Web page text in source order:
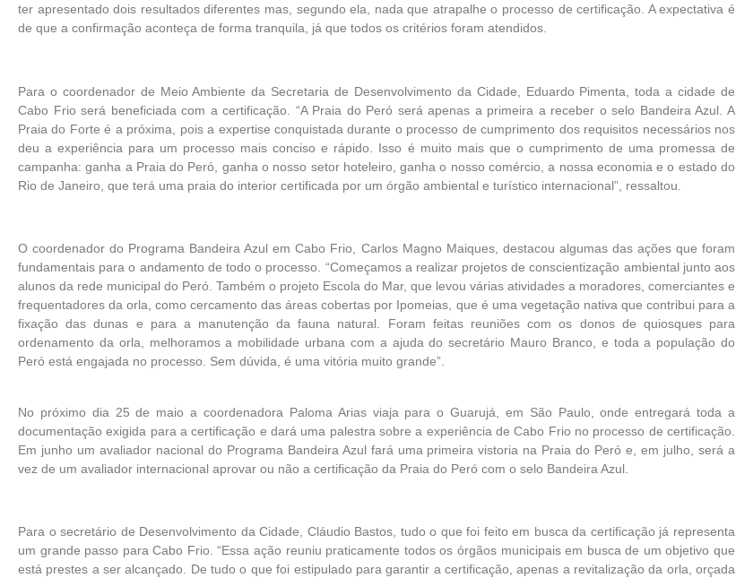
ter apresentado dois resultados diferentes mas, segundo ela, nada que atrapalhe o processo de certificação. A expectativa é
de que a confirmação aconteça de forma tranquila, já que todos os critérios foram atendidos.
Para o coordenador de Meio Ambiente da Secretaria de Desenvolvimento da Cidade, Eduardo Pimenta, toda a cidade de
Cabo Frio será beneficiada com a certificação. “A Praia do Peró será apenas a primeira a receber o selo Bandeira Azul. A
Praia do Forte é a próxima, pois a expertise conquistada durante o processo de cumprimento dos requisitos necessários nos
deu a experiência para um processo mais conciso e rápido. Isso é muito mais que o cumprimento de uma promessa de
campanha: ganha a Praia do Peró, ganha o nosso setor hoteleiro, ganha o nosso comércio, a nossa economia e o estado do
Rio de Janeiro, que terá uma praia do interior certificada por um órgão ambiental e turístico internacional”, ressaltou.
O coordenador do Programa Bandeira Azul em Cabo Frio, Carlos Magno Maiques, destacou algumas das ações que foram
fundamentais para o andamento de todo o processo. “Começamos a realizar projetos de conscientização ambiental junto aos
alunos da rede municipal do Peró. Também o projeto Escola do Mar, que levou várias atividades a moradores, comerciantes e
frequentadores da orla, como cercamento das áreas cobertas por Ipomeias, que é uma vegetação nativa que contribui para a
fixação das dunas e para a manutenção da fauna natural. Foram feitas reuniões com os donos de quiosques para
ordenamento da orla, melhoramos a mobilidade urbana com a ajuda do secretário Mauro Branco, e toda a população do
Peró está engajada no processo. Sem dúvida, é uma vitória muito grande”.
No próximo dia 25 de maio a coordenadora Paloma Arias viaja para o Guarujá, em São Paulo, onde entregará toda a
documentação exigida para a certificação e dará uma palestra sobre a experiência de Cabo Frio no processo de certificação.
Em junho um avaliador nacional do Programa Bandeira Azul fará uma primeira vistoria na Praia do Peró e, em julho, será a
vez de um avaliador internacional aprovar ou não a certificação da Praia do Peró com o selo Bandeira Azul.
Para o secretário de Desenvolvimento da Cidade, Cláudio Bastos, tudo o que foi feito em busca da certificação já representa
um grande passo para Cabo Frio. “Essa ação reuniu praticamente todos os órgãos municipais em busca de um objetivo que
está prestes a ser alcançado. De tudo o que foi estipulado para garantir a certificação, apenas a revitalização da orla, orçada